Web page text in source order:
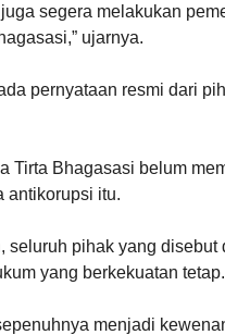
segera melakukan
ujarnya.
pernyataan resmi dari
Tirta Bhagasasi belum
antikorupsi itu.
seluruh pihak yang
yang berkekuatan tetap.
menjadi